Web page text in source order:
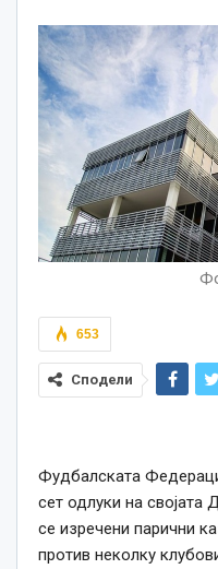
653
Сподели
Фудбалската
сет одлуки на својата
се изречени парични
против неколку